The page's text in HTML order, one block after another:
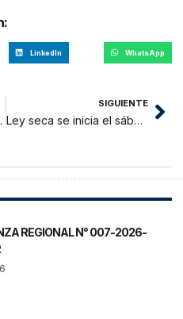
LinkedIn WhatsApp
5 de abril
SIGUIENTE
Ley seca se inicia el sábado a las 8 de la mañana
REGIONAL N° 007-2026-